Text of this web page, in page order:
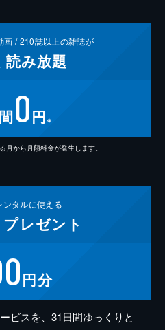
画 /210誌以上の雑誌が
読み放題
0円 ※
から月額料金が発生します。
ンタルに使える
プレゼント
円分
ビスを、31日間ゆっくりと